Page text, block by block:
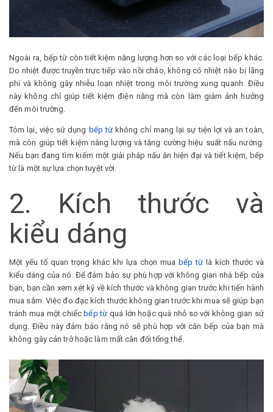
Ngoài ra, bếp từ còn tiết kiệm năng lượng hơn so với các loại bếp khác.
Do nhiệt được truyền trực tiếp vào nồi chảo, không có nhiệt nào bị lãng
phí và không gây nhiễu loạn nhiệt trong môi trường xung quanh. Điều
này không chỉ giúp tiết kiệm điện năng mà còn làm giảm ảnh hưởng
đến môi trường.
Tóm lại, việc sử dụng bếp từ không chỉ mang lại sự tiện lợi và an toàn,
mà còn giúp tiết kiệm năng lượng và tăng cường hiệu suất nấu nướng.
Nếu bạn đang tìm kiếm một giải pháp nấu ăn hiện đại và tiết kiệm, bếp
từ là một sự lựa chọn tuyệt vời.
2. Kích thước và
kiểu dáng
Một yếu tố quan trọng khác khi lựa chọn mua bếp từ là kích thước và
kiểu dáng của nó. Để đảm bảo sự phù hợp với không gian nhà bếp của
bạn, bạn cần xem xét kỹ về kích thước và không gian trước khi tiến hành
mua sắm. Việc đo đạc kích thước không gian trước khi mua sẽ giúp bạn
tránh mua một chiếcbếp từ quá lớn hoặc quá nhỏ so với không gian sử
dụng. Điều này đảm bảo rằng nó sẽ phù hợp với căn bếp của bạn mà
không gây cản trở hoặc làm mất cân đối tổng thể.